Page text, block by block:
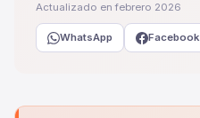
Actualizado en febrero 2026
WhatsApp Facebook